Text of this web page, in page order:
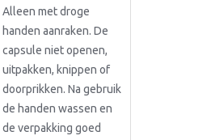
Alleen met droge
handen aanraken. De
capsule niet openen,
uitpakken, knippen of
doorprikken. Na gebruik
de handen wassen en
de verpakking goed